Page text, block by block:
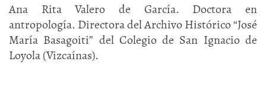
Ana Rita Valero de García. Doctora en
antropología. Directora del Archivo Histórico “José
María Basagoiti” del Colegio de San Ignacio de
Loyola (Vizcaínas).